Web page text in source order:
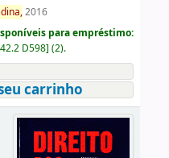
2016
para empréstimo:
D598] (2).
carrinho